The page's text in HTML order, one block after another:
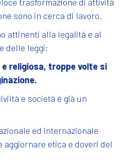
trasformazione di attività
sono in cerca di lavoro.
attinenti alla legalità e al
delle leggi;
religiosa, troppe volte si
e società è già un
ed internazionale
etica e doveri del